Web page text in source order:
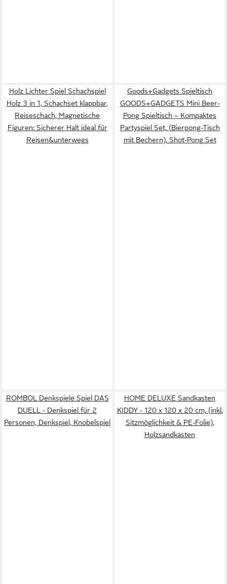
Holz Lichter Spiel Schachspiel
Holz 3 in 1, Schachset klappbar,
Reiseschach, Magnetische
Figuren: Sicherer Halt ideal für
Reisen&unterwegs
Goods+Gadgets Spieltisch
GOODS+GADGETS Mini Beer-
Pong Spieltisch – Kompaktes
Partyspiel Set, (Bierpong-Tisch
mit Bechern), Shot-Pong Set
ROMBOL Denkspiele Spiel DAS
DUELL - Denkspiel für 2
Personen, Denkspiel, Knobelspiel
HOME DELUXE Sandkasten
KIDDY - 120 x 120 x 20 cm, (inkl.
Sitzmöglichkeit & PE-Folie),
Holzsandkasten